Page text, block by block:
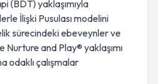
(BDT) yaklaşımıyla
İlişki Pusulası modelini
sürecindeki ebeveynler ve
Nurture and Play® yaklaşımı
odaklı çalışmalar